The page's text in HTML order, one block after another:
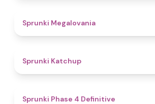
Sprunki Megalovania
Sprunki Katchup
Sprunki Phase 4 Definitive